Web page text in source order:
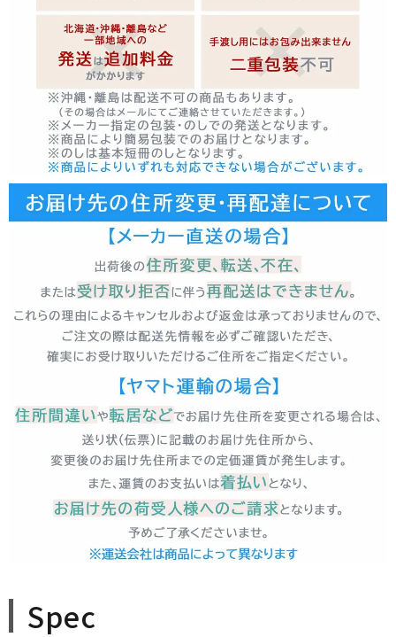
■包装の有無（通常発送日＋3営業日以降発送）
Spec